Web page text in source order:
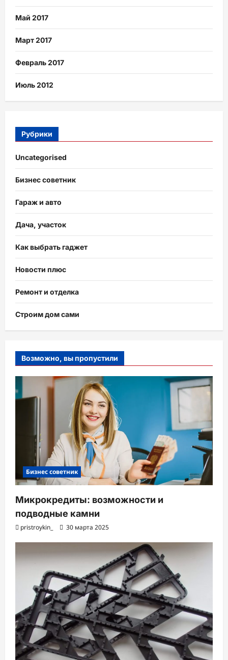
Май 2017
Март 2017
Февраль 2017
Июль 2012
Рубрики
Uncategorised
Бизнес советник
Гараж и авто
Дача, участок
Как выбрать гаджет
Новости плюс
Ремонт и отделка
Строим дом сами
Возможно, вы пропустили
Бизнес советник
Микрокредиты: возможности и
подводные камни
pristroykin_ 30 марта 2025